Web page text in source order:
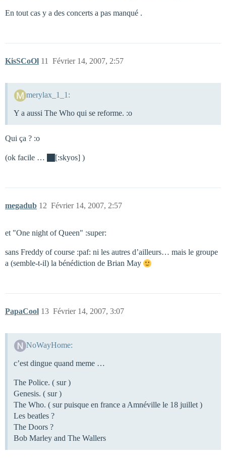
En tout cas y a des concerts a pas manqué .
KisSCoOl Février 14, 2007, 2:57
11
merylax_1_1:
Y a aussi The Who qui se reforme. :o
Qui ça ? :o
(ok facile … [:skyos] )
megadub Février 14, 2007, 2:57
12
et "One night of Queen" :super:
sans Freddy of course :paf: ni les autres d’ailleurs… mais le groupe
a (semble-t-il) la bénédiction de Brian May
PapaCool Février 14, 2007, 3:07
13
NoWayHome:
c’est dingue quand meme …
The Police. ( sur )
Genesis. ( sur )
The Who. ( sur puisque en france a Amnéville le 18 juillet )
Les beatles ?
The Doors ?
Bob Marley and The Wallers